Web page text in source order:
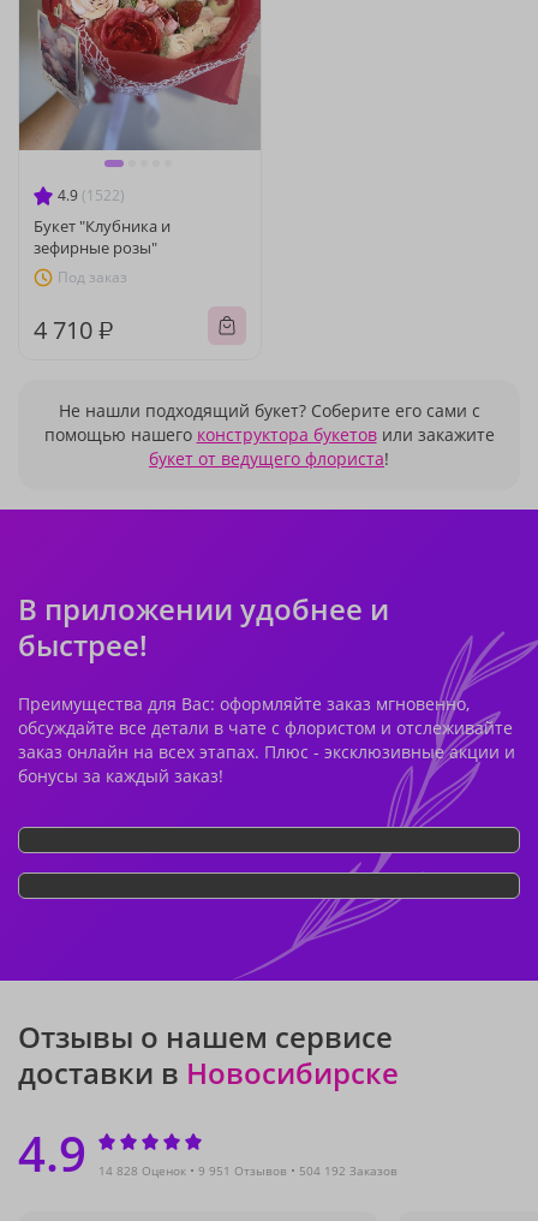
4.9 (1522)
Букет "Клубника и
зефирные розы"
Под заказ
4 710 ₽
Не нашли подходящий букет? Соберите его сами с
помощью нашего конструктора букетовили закажите
букет от ведущего флориста!
В приложении удобнее и
быстрее!
Преимущества для Вас: оформляйте заказ мгновенно,
обсуждайте все детали в чате с флористом и отслеживайте
заказ онлайн на всех этапах. Плюс - эксклюзивные акции и
бонусы за каждый заказ!
Отзывы о нашем сервисе
доставки в Новосибирске
4.9 14 828 Оценок 9 951 Отзывов 504 192 Заказов